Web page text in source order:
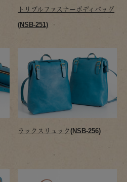
トリプルファスナーボディバッグ
(NSB-251)
ラックスリュック(NSB-256)